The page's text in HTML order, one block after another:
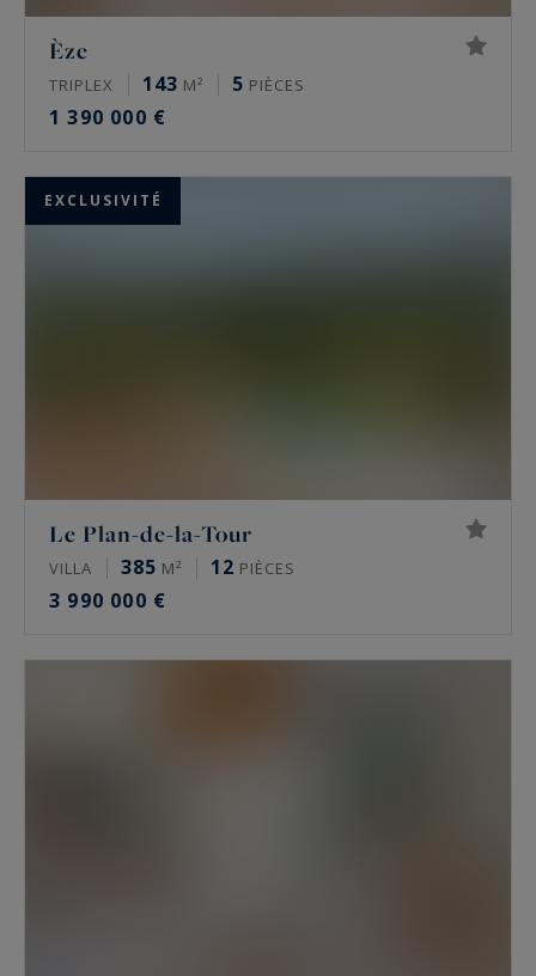
Èze
TRIPLEX 143 M² 5 PIÈCES
1 390 000 €
EXCLUSIVITÉ
Le Plan-de-la-Tour
VILLA 385 M² 12 PIÈCES
3 990 000 €